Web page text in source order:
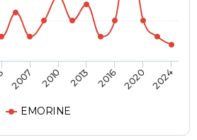
EMORINE
2007 2010 2013 2016 2020 2024